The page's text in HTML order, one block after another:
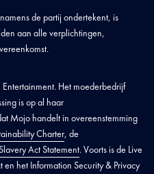
de partij ondertekent, is
aan alle verplichtingen,
Het moederbedrijf
is op al haar
Mojo handelt in overeenstemming
Charter, de
Act Statement. Voorts is de Live
het Information Security & Privacy